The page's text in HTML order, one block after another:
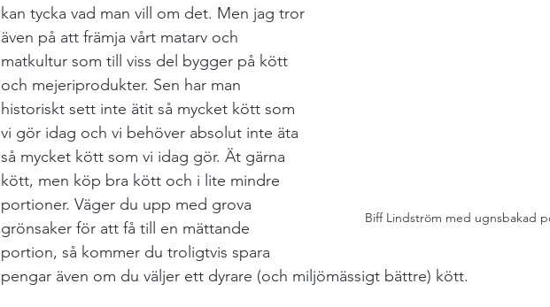
Biff Lindström med ugnsbakad
kan tycka vad man vill om det. Men jag tror
även på att främja vårt matarv och
matkultur som till viss del bygger på kött
och mejeriprodukter. Sen har man
historiskt sett inte ätit så mycket kött som
vi gör idag och vi behöver absolut inte äta
så mycket kött som vi idag gör. Ät gärna
kött, men köp bra kött och i lite mindre
portioner. Väger du upp med grova
grönsaker för att få till en mättande
portion, så kommer du troligtvis spara
pengar även om du väljer ett dyrare (och miljömässigt bättre) kött.